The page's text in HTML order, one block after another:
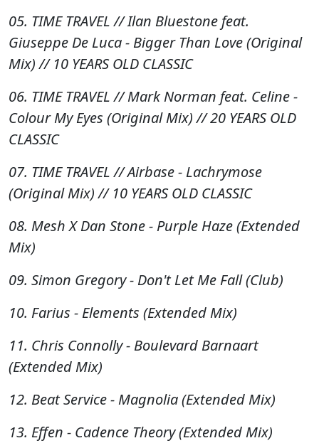
05. TIME TRAVEL // Ilan Bluestone feat.
Giuseppe De Luca - Bigger Than Love (Original
Mix) // 10 YEARS OLD CLASSIC
06. TIME TRAVEL // Mark Norman feat. Celine -
Colour My Eyes (Original Mix) // 20 YEARS OLD
CLASSIC
07. TIME TRAVEL // Airbase - Lachrymose
(Original Mix) // 10 YEARS OLD CLASSIC
08. Mesh X Dan Stone - Purple Haze (Extended
Mix)
09. Simon Gregory - Don't Let Me Fall (Club)
10. Farius - Elements (Extended Mix)
11. Chris Connolly - Boulevard Barnaart
(Extended Mix)
12. Beat Service - Magnolia (Extended Mix)
13. Effen - Cadence Theory (Extended Mix)